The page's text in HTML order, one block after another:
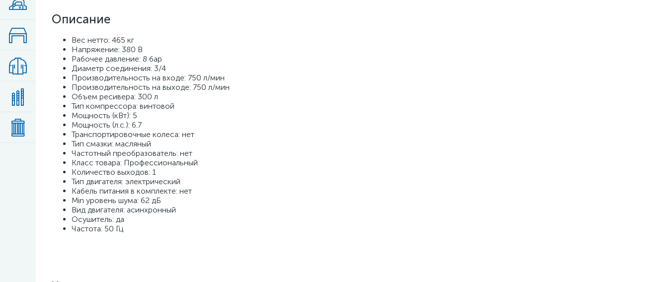
Описание
Вес нетто: 465 кг
Напряжение: 380 В
Рабочее давление: 8 бар
Диаметр соединения: 3/4
Производительность на входе: 750 л/мин
Производительность на выходе: 750 л/мин
Объем ресивера: 300 л
Тип компрессора: винтовой
Мощность (кВт): 5
Мощность (л.с.): 6.7
Транспортировочные колеса: нет
Тип смазки: масляный
Частотный преобразователь: нет
Класс товара: Профессиональный
Количество выходов: 1
Тип двигателя: электрический
Кабель питания в комплекте: нет
Min уровень шума: 62 дБ
Вид двигателя: асинхронный
Осушитель: да
Частота: 50 Гц